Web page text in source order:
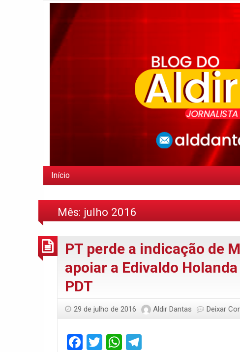
Início
Mês: julho 2016
PT perde a indicação de
apoiar a Edivaldo
PDT
29 de julho de 2016 Aldir Dantas Deixar
Facebook
TwitterWhatsApp